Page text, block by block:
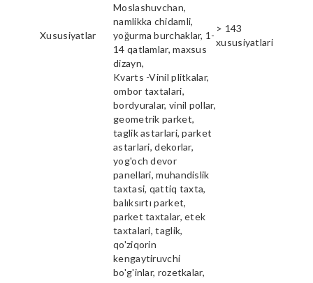
Xususiyatlar
Moslashuvchan,
namlikka chidamli,
yoğurma burchaklar, 1-
14 qatlamlar, maxsus
dizayn,
> 143
xususiyatlari
Kvarts -Vinil plitkalar,
ombor taxtalari,
bordyuralar, vinil pollar,
geometrik parket,
taglik astarlari, parket
astarlari, dekorlar,
yog'och devor
panellari, muhandislik
taxtasi, qattiq taxta,
balıksırtı parket,
parket taxtalar, etek
taxtalari, taglik,
qo'ziqorin
kengaytiruvchi
bo'g'inlar, rozetkalar,